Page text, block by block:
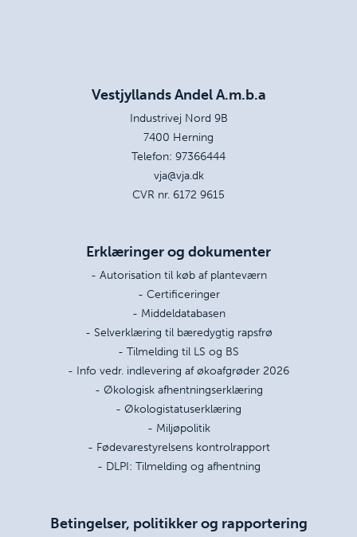
Vestjyllands Andel A.m.b.a
Industrivej Nord 9B
7400 Herning
Telefon: 97366444
vja@vja.dk
CVR nr. 6172 9615
Erklæringer og dokumenter
- Autorisation til køb af planteværn
- Certificeringer
- Middeldatabasen
- Selverklæring til bæredygtig rapsfrø
- Tilmelding til LS og BS
- Info vedr. indlevering af økoafgrøder 2026
- Økologisk afhentningserklæring
- Økologistatuserklæring
- Miljøpolitik
- Fødevarestyrelsens kontrolrapport
- DLPI: Tilmelding og afhentning
Betingelser, politikker og rapportering